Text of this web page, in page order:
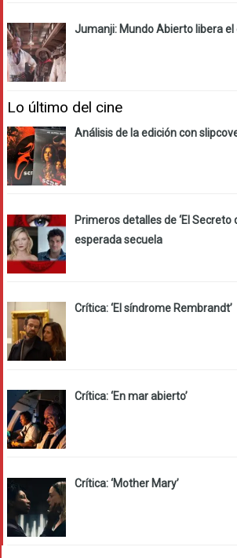
Jumanji: Mundo Abierto libera el
Lo último del cine
Análisis de la edición con
Primeros detalles de ‘El Secreto
esperada secuela
Crítica: ‘El síndrome Rembrandt’
Crítica: ‘En mar abierto’
Crítica: ‘Mother Mary’